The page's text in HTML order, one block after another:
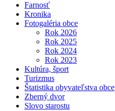
Farnosť
Kronika
Fotogaléria obce
Rok 2026
Rok 2025
Rok 2024
Rok 2023
Kultúra, šport
Turizmus
Štatistika obyvateľstva obce
Zberný dvor
Slovo starostu